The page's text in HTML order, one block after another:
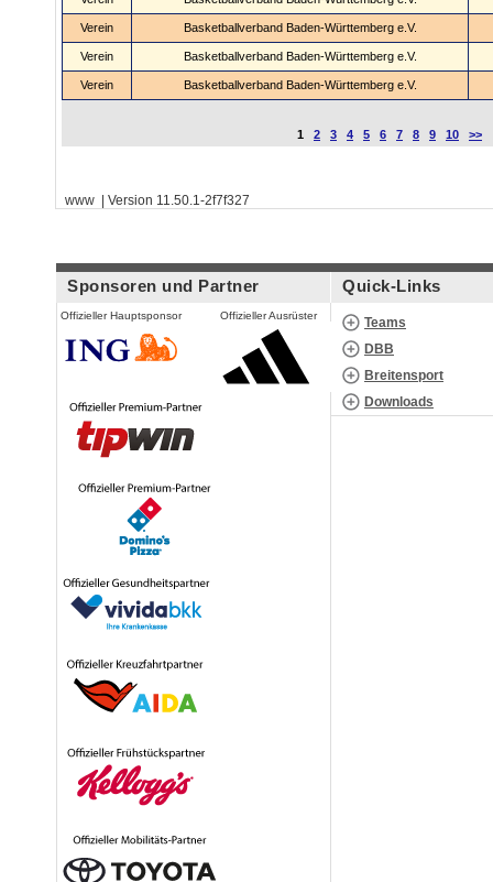
Verein Basketballverband Baden-Württemberg e.V.
Verein Basketballverband Baden-Württemberg e.V.
Verein Basketballverband Baden-Württemberg e.V.
1 2 3 4 5 6 7 8 9 10 >>
www | Version 11.50.1-2f7f327
Sponsoren und Partner
Offizieller Hauptsponsor Offizieller Ausrüster
Quick-Links
Teams
DBB
Breitensport
Downloads